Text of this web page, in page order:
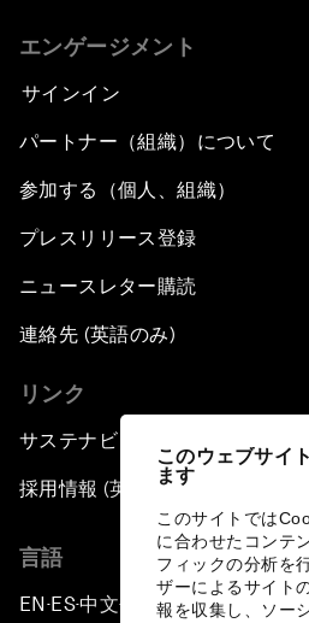
このウェブサイ
ます
このサイトでは
に合わせたコンテ
フィックの分析を
ザーによるサイト
報を収集し、ソー
エンゲージメント
サインイン
パートナー（組織）について
参加する（個人、組織）
プレスリリース登録
ニュースレター購読
連絡先 (英語のみ)
リンク
サステナビリティへの取り組み
採用情報 (英語のみ)
言語
EN ▪ES▪中文▪ 日本語